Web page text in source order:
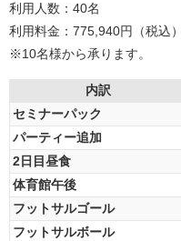
利用人数：40名
利用料金：775,940円（税込）
※10名様から承ります。
内訳
セミナーパック
パーティー追加
2日目昼食
体育館午後
フットサルゴール
フットサルボール